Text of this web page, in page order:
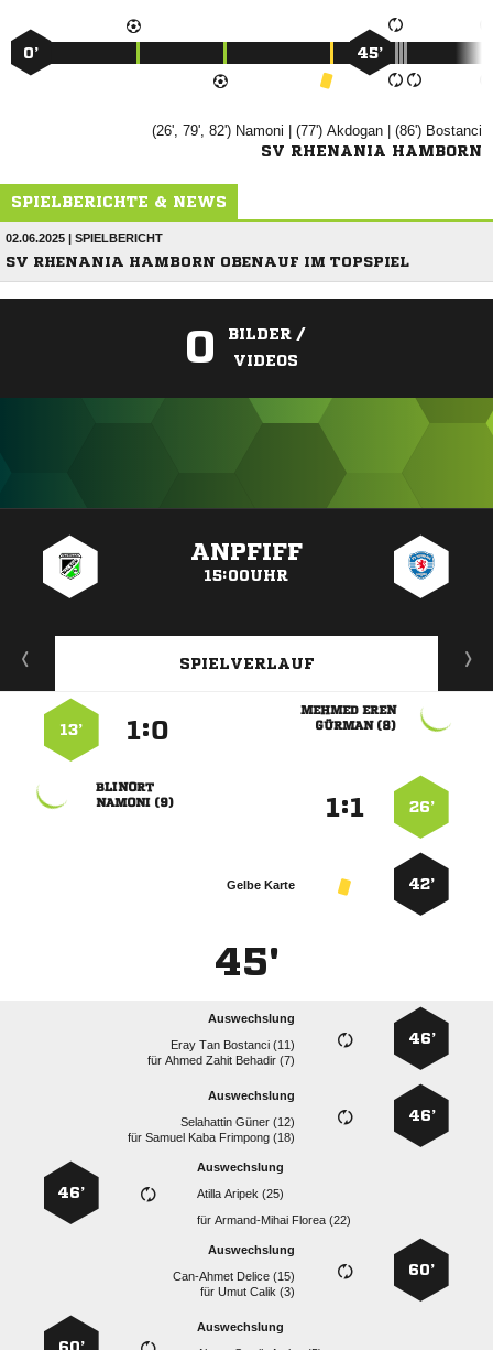
0’ 45’
(26', 79', 82')  | (77')  | (86') 
SV RHENANIA HAMBORN
SPIELBERICHTE & NEWS
02.06.2025 | SPIELBERICHT
SV RHENANIA HAMBORN OBENAUF IM TOPSPIEL
0
BILDER /
VIDEOS
ANPFIFF
15:00UHR
SPIELVERLAUF
 
 
:
13’
26’
:

 
42’
Gelbe Karte
45'
46’
Auswechslung
   
für   
46’
Auswechslung
  
für   
Auswechslung
  
für  
46’
60’
Auswechslung
  
für  
Auswechslung
60’